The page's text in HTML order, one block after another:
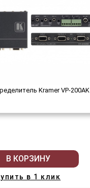
Kramer VP-200AK
В КОРЗИНУ
в 1 клик